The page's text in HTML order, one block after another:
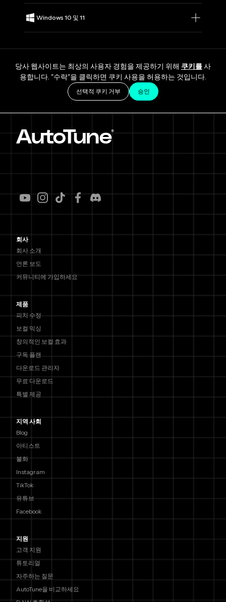
Windows 10 및 11
당사 웹사이트는 최상의 사용자 경험을 제공하기 위해 쿠키를사
용합니다. "수락"을 클릭하면 쿠키 사용을 허용하는 것입니다.
선택적 쿠키 거부 승인
회사
회사 소개
언론 보도
커뮤니티에 가입하세요
제품
피치 수정
보컬 믹싱
창의적인 보컬 효과
구독 플랜
다운로드 관리자
무료 다운로드
특별 제공
지역 사회
Blog
아티스트
불화
Instagram
TikTok
유튜브
Facebook
지원
고객 지원
튜토리얼
자주하는 질문
AutoTune을 비교하세요